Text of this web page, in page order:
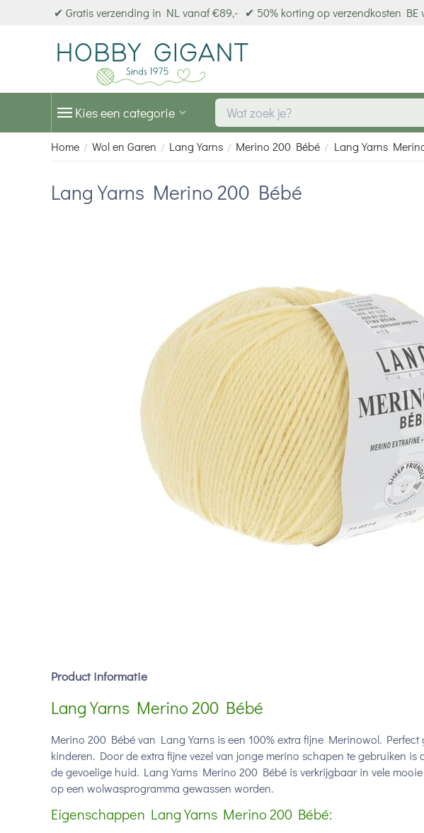
✔ Gratis verzending in NL vanaf €89,- ✔ 50% korting op verzendkosten BE
Kies een categorie
Home / Wol en Garen / Lang Yarns / Merino 200 Bébé / Lang Yarns
Lang Yarns Merino 200 Bébé
Product informatie
Lang Yarns Merino 200 Bébé
Merino 200 Bébé van Lang Yarns is een 100% extra fijne Merinowol. Perfect
kinderen. Door de extra fijne vezel van jonge merino schapen te gebruiken is
de gevoelige huid. Lang Yarns Merino 200 Bébé is verkrijgbaar in vele
op een wolwasprogramma gewassen worden.
Eigenschappen Lang Yarns Merino 200 Bébé: